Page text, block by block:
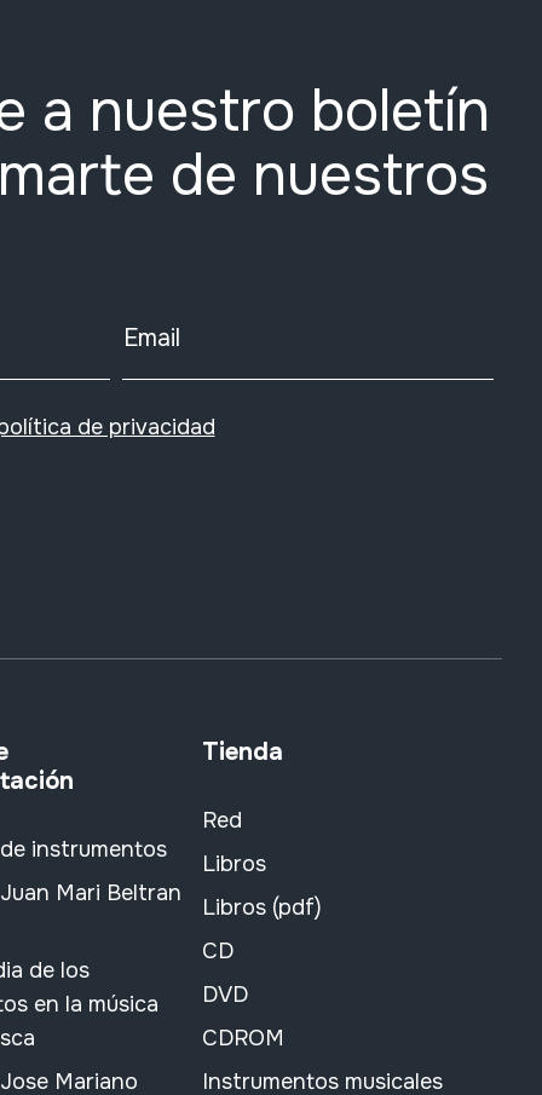
a nuestro boletín
de nuestros
Email
de privacidad
instrumentos
Mari Beltran
de los
en la música
Mariano
Tienda
Red
Libros
Libros (pdf)
CD
DVD
CDROM
Instrumentos musicales